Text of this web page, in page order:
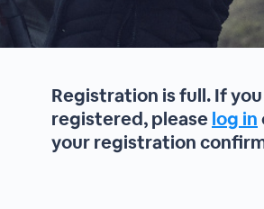
Registration is full. If
registered, pleaselog in
your registration